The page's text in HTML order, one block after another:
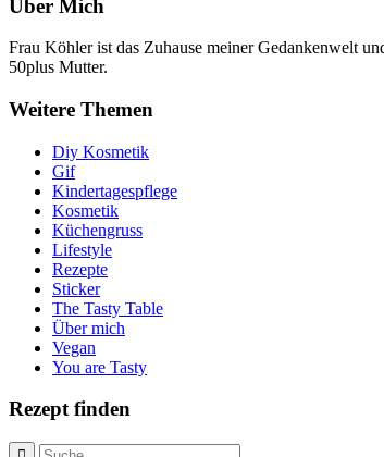
Über Mich
Frau Köhler ist das Zuhause meiner Gedankenwelt
50plus Mutter.
Weitere Themen
Diy Kosmetik
Gif
Kindertagespflege
Kosmetik
Küchengruss
Lifestyle
Rezepte
Sticker
The Tasty Table
Über mich
Vegan
You are Tasty
Rezept finden